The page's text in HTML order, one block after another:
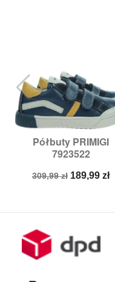
Półbuty PRIMIGI
7923522
Cena
309,99 zł Cena
189,99 zł